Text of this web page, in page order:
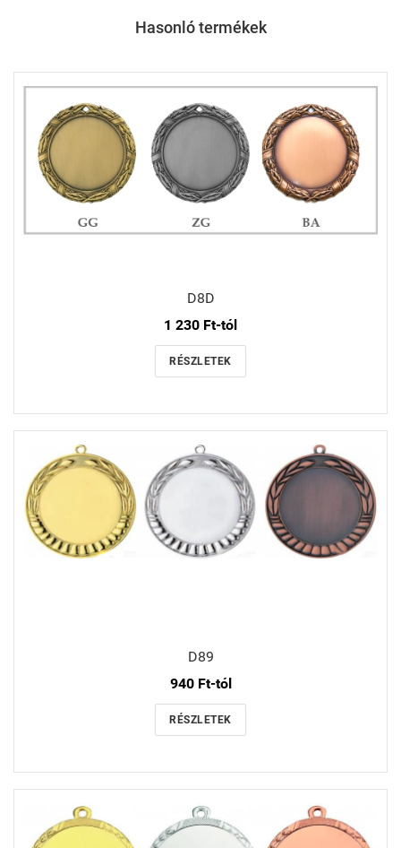
Hasonló termékek
D8D
1 230 Ft-tól
RÉSZLETEK
D89
940 Ft-tól
RÉSZLETEK